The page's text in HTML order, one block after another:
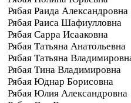
Рябая Раида Александровна
Рябая Раиса Шафиулловна
Рябая Сарра Исааковна
Рябая Татьяна Анатольевна
Рябая Татьяна
Рябая Тина Владимировна
Рябая Юднар Борисовна
Рябая Юлия Александровна